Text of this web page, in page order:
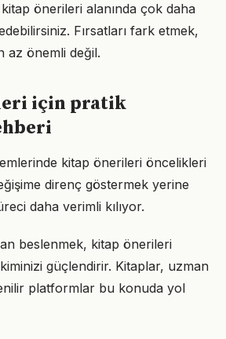
önerileri alanında çok daha
Fırsatları fark etmek,
az önemli değil.
için pratik
kitap önerileri öncelikleri
direnç göstermek yerine
daha verimli kılıyor.
beslenmek, kitap önerileri
güçlendirir. Kitaplar, uzman
platformlar bu konuda yol